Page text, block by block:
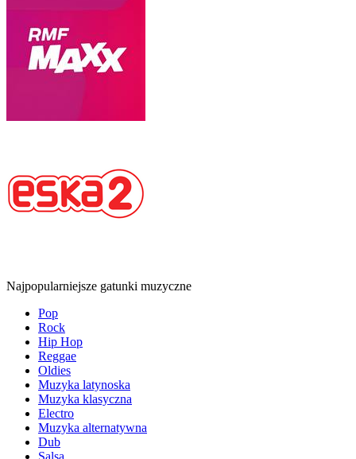
Najpopularniejsze gatunki muzyczne
Pop
Rock
Hip Hop
Reggae
Oldies
Muzyka latynoska
Muzyka klasyczna
Electro
Muzyka alternatywna
Dub